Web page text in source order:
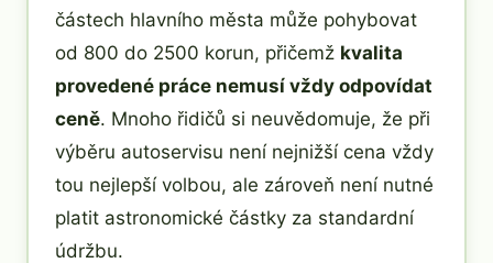
částech hlavního města může pohybovat
od 800 do 2500 korun, přičemž kvalita
provedené práce nemusí vždy odpovídat
ceně. Mnoho řidičů si neuvědomuje, že při
výběru autoservisu není nejnižší cena vždy
tou nejlepší volbou, ale zároveň není nutné
platit astronomické částky za standardní
údržbu.